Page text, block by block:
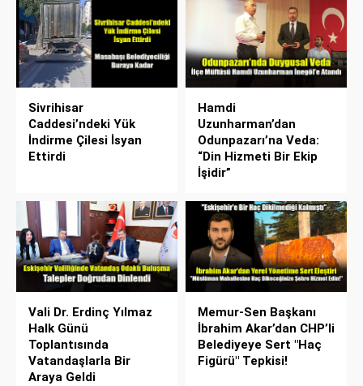
Sivrihisar
Caddesi’ndeki Yük
İndirme Çilesi İsyan
Ettirdi
Hamdi
Uzunharman’dan
Odunpazarı’na Veda:
“Din Hizmeti Bir Ekip
İşidir”
Vali Dr. Erdinç Yılmaz
Halk Günü
Toplantısında
Vatandaşlarla Bir
Araya Geldi
Memur-Sen Başkanı
İbrahim Akar’dan CHP’li
Belediyeye Sert "Haç
Figürü" Tepkisi!